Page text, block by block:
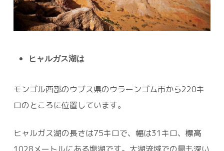
ヒャルガス湖は
モンゴル西部のウブス県のウラーンゴム市から220キ
ロのところに位置しています。
ヒャルガス湖の長さは75キロで、幅は31キロ、標高
1028メートルにある塩湖です。大湖流域での最も深い